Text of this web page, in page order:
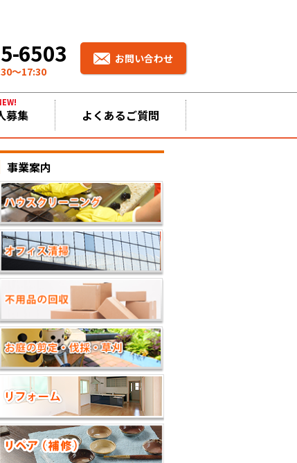
6503
〜17:30
お問い合わせ
募集 よくあるご質問
事業案内